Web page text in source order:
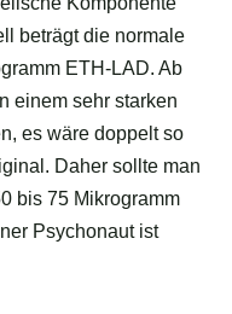
beträgt die normale
ETH-LAD. Ab
einem sehr starken
es wäre doppelt so
Daher sollte man
bis 75 Mikrogramm
Psychonaut ist